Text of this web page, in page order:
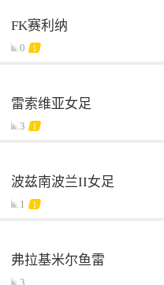
FK赛利纳
0 1
雷索维亚女足
3 1
波兹南波兰II女足
1 1
弗拉基米尔鱼雷
3